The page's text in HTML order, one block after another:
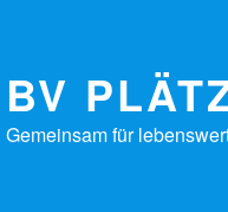
BV
Gemeinsam für